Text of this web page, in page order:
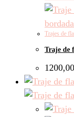
Trajes de
Traje de
1200,00